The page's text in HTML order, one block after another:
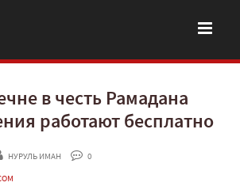
в честь Рамадана
работают бесплатно
НУРУЛЬ ИМАН
0